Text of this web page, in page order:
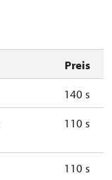
Preis
140 s
110 s
110 s